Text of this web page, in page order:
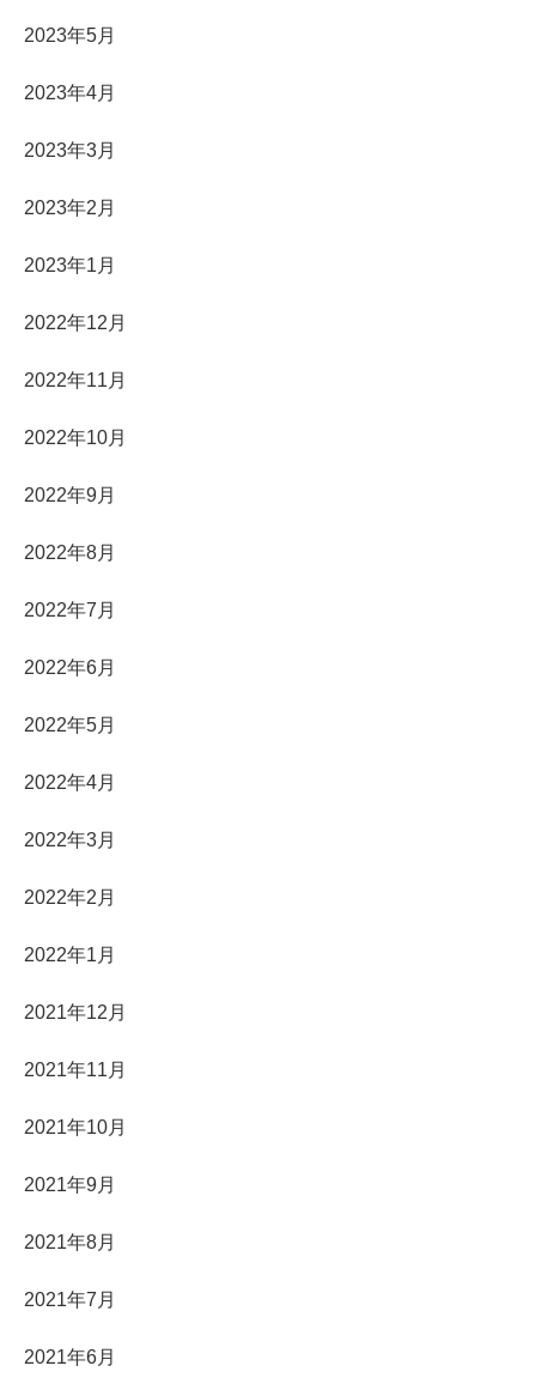
2023年5月
2023年4月
2023年3月
2023年2月
2023年1月
2022年12月
2022年11月
2022年10月
2022年9月
2022年8月
2022年7月
2022年6月
2022年5月
2022年4月
2022年3月
2022年2月
2022年1月
2021年12月
2021年11月
2021年10月
2021年9月
2021年8月
2021年7月
2021年6月